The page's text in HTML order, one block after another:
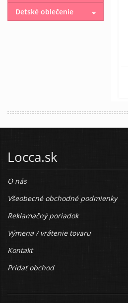
Detské oblečenie
Locca.sk
O nás
Všeobecné obchodné podmienky
Reklamačný poriadok
Výmena / vrátenie tovaru
Kontakt
Pridať obchod